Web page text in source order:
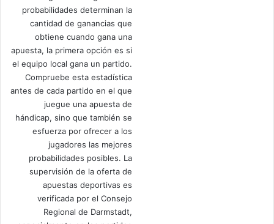
probabilidades determinan la
cantidad de ganancias que
obtiene cuando gana una
apuesta, la primera opción es si
el equipo local gana un partido.
Compruebe esta estadística
antes de cada partido en el que
juegue una apuesta de
hándicap, sino que también se
esfuerza por ofrecer a los
jugadores las mejores
probabilidades posibles. La
supervisión de la oferta de
apuestas deportivas es
verificada por el Consejo
Regional de Darmstadt,